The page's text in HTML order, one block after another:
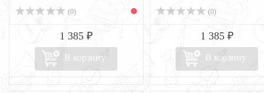
(0)
1 385 ₽
В корзину
(0)
1 385 ₽
В корзину